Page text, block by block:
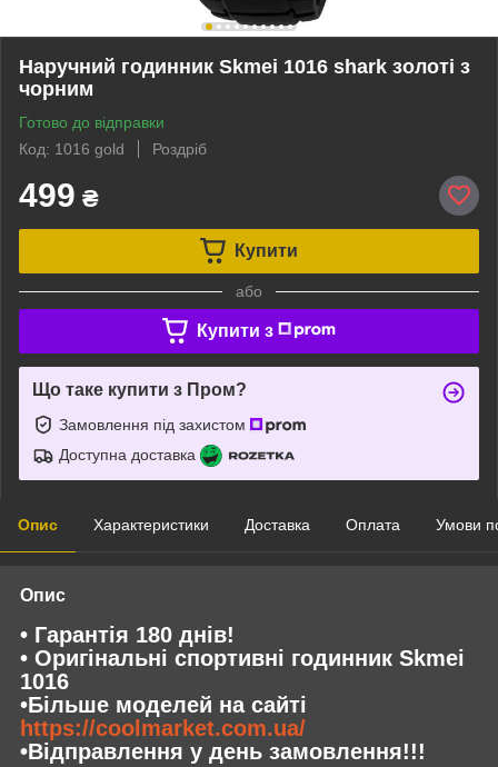
Наручний годинник Skmei 1016 shark золоті з
чорним
Готово до відправки
Код: 1016 gold
Роздріб
499 ₴
Купити
або
Купити з
Що таке купити з Пром?
Замовлення під захистом
Доступна доставка
Опис Характеристики Доставка Оплата Умови
Опис
• Гарантія 180 днів!
• Оригінальні спортивні годинник Skmei
1016
•Більше моделей на сайті
https://coolmarket.com.ua/
•Відправлення у день замовлення!!!